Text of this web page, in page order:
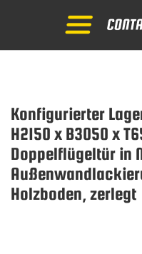
Konfigurierter
H2150 x B3050 x
Doppelflügeltür in
Holzboden, zerlegt